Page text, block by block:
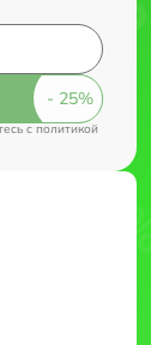
cполитикой